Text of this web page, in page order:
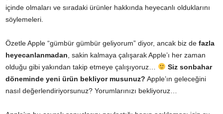
içinde olmaları ve sıradaki ürünler hakkında heyecanlı olduklarını
söylemeleri.
Özetle Apple “gümbür gümbür geliyorum” diyor, ancak biz de fazla
heyecanlanmadan , sakin kalmaya çalışarak Apple’ı her zaman
olduğu gibi yakından takip etmeye çalışıyoruz…
Siz sonbahar
döneminde yeni ürün bekliyor musunuz? Apple’ın geleceğini
nasıl değerlendiriyorsunuz? Yorumlarınızı bekliyoruz…